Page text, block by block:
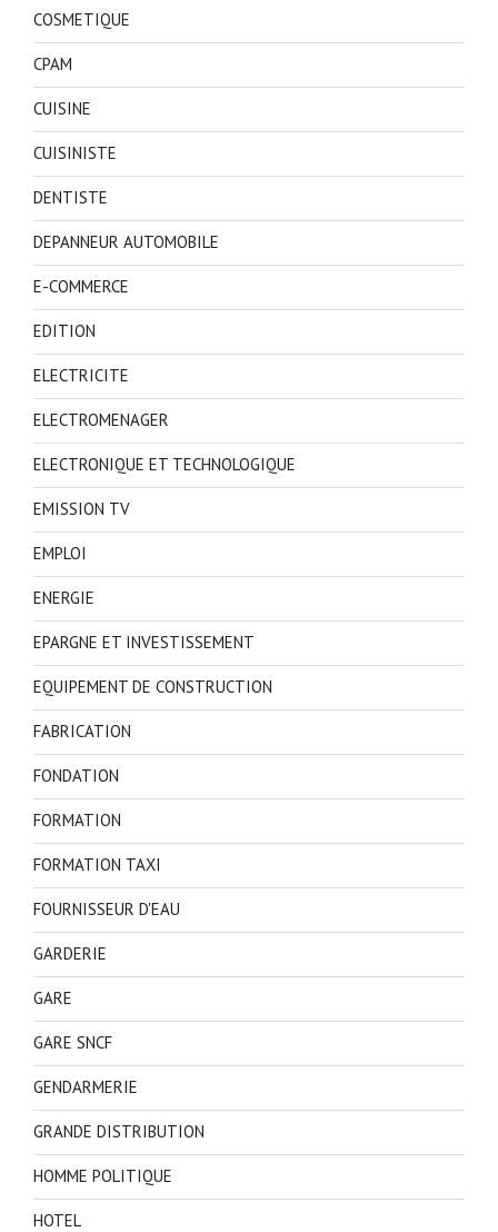
COSMETIQUE
CPAM
CUISINE
CUISINISTE
DENTISTE
DEPANNEUR AUTOMOBILE
E-COMMERCE
EDITION
ELECTRICITE
ELECTROMENAGER
ELECTRONIQUE ET TECHNOLOGIQUE
EMISSION TV
EMPLOI
ENERGIE
EPARGNE ET INVESTISSEMENT
EQUIPEMENT DE CONSTRUCTION
FABRICATION
FONDATION
FORMATION
FORMATION TAXI
FOURNISSEUR D'EAU
GARDERIE
GARE
GARE SNCF
GENDARMERIE
GRANDE DISTRIBUTION
HOMME POLITIQUE
HOTEL